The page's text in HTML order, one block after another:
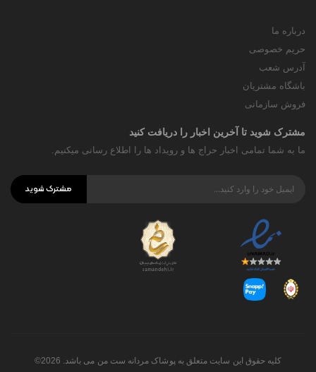
درباره ما
حریم خصوصی
آدرس شعب
باشگاه مشتریان
فروش سازمانی
مشترک شوید تا آخرین اخبار را دریافت کنید
ما به شما تمامی اخبار حراج ها و رویداد ها را اطلاع رسانی میکنیم.
مشترک شوید
کلیه حقوق این سایت متعلق به پوشاک مردانه ست من می باشد. 2026©